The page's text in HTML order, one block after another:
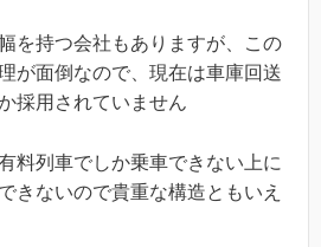
を持つ会社もありますが、この
が面倒なので、現在は車庫回送
採用されていません
料列車でしか乗車できない上に
きないので貴重な構造ともいえ